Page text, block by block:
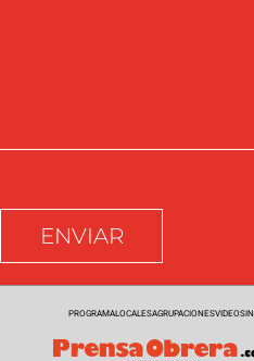
PROGRAMALOCALESAGRUPACIONESVIDEOS